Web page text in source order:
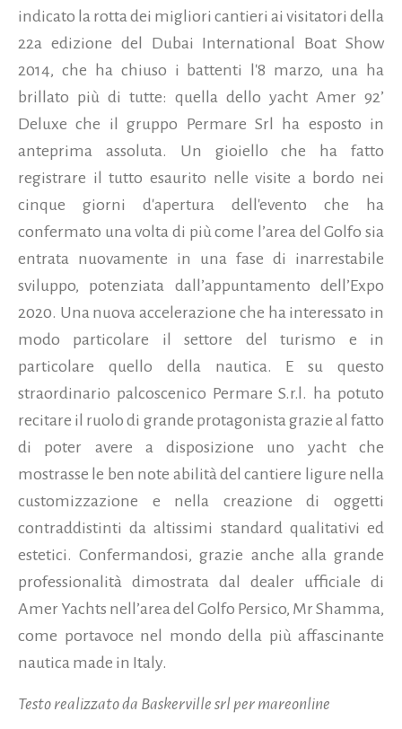
indicato la rotta dei migliori cantieri ai visitatori della
22a edizione del Dubai International Boat Show
2014, che ha chiuso i battenti l'8 marzo, una ha
brillato più di tutte: quella dello yacht Amer 92’
Deluxe che il gruppo Permare Srl ha esposto in
anteprima assoluta. Un gioiello che ha fatto
registrare il tutto esaurito nelle visite a bordo nei
cinque giorni d'apertura dell'evento che ha
confermato una volta di più come l’area del Golfo sia
entrata nuovamente in una fase di inarrestabile
sviluppo, potenziata dall’appuntamento dell’Expo
2020. Una nuova accelerazione che ha interessato in
modo particolare il settore del turismo e in
particolare quello della nautica. E su questo
straordinario palcoscenico Permare S.r.l. ha potuto
recitare il ruolo di grande protagonista grazie al fatto
di poter avere a disposizione uno yacht che
mostrasse le ben note abilità del cantiere ligure nella
customizzazione e nella creazione di oggetti
contraddistinti da altissimi standard qualitativi ed
estetici. Confermandosi, grazie anche alla grande
professionalità dimostrata dal dealer ufficiale di
Amer Yachts nell’area del Golfo Persico, Mr Shamma,
come portavoce nel mondo della più affascinante
nautica made in Italy.
Testo realizzato da Baskerville srl per mareonline